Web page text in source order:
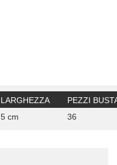
LARGHEZZA
PEZZI
5 cm 36